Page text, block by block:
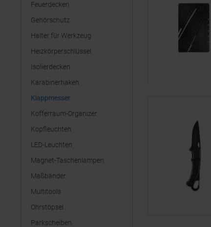
Feuerdecken
Gehörschutz
Halter für Werkzeug
Heizkörperschlüssel
Isolierdecken
Karabinerhaken
Klappmesser
Kofferraum-Organizer
Kopfleuchten
LED-Leuchten
Magnet-Taschenlampen
Maßbänder
Multitools
Ohrstöpsel
Parkscheiben